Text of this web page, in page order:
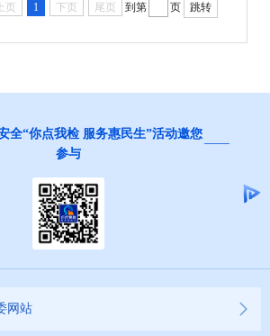
上页 1 下页 尾页 到第 页 跳转
全“你点我检 服务惠民生”活动邀您
参与
网站